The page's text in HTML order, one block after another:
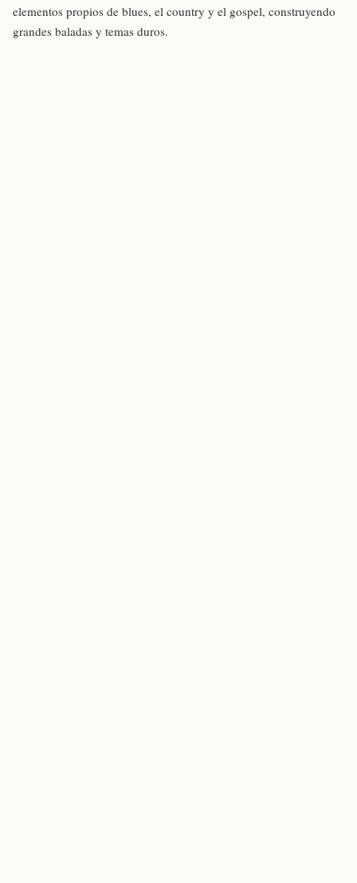
elementos propios de blues, el country y el gospel, construyendo
grandes baladas y temas duros.